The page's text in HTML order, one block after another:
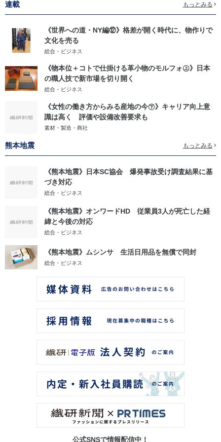
連載 もっとみる
《世界への道・NY編⑫》格差が開く時代に、物作りで
文化を売る
総合・ビジネス
《物本位＋コトで仕掛ける革小物のモルフォ㊤》日本
の職人技で新市場を切り開く
総合・ビジネス
《女性の働き方からみる産地の今㊦》キャリア向上意
識は高く 評価や設備改善要求も
素材・製造・商社
熊本地震 もっとみる
《熊本地震》日本SC協会 爆発事故受け調査結果に基
づき対応
総合・ビジネス
《熊本地震》オンワードHD 従業員3人が死亡した経
緯と今後の対応
総合・ビジネス
《熊本地震》ムシンサ 生活日用品を無償で同封
総合・ビジネス
公式SNSで情報配信中！